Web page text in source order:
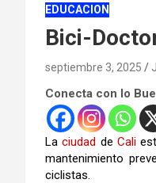
EDUCACION
Bici-
septiembre 3, 2025
Conecta con lo
Laciudad de Cali
mantenimiento
ciclistas.